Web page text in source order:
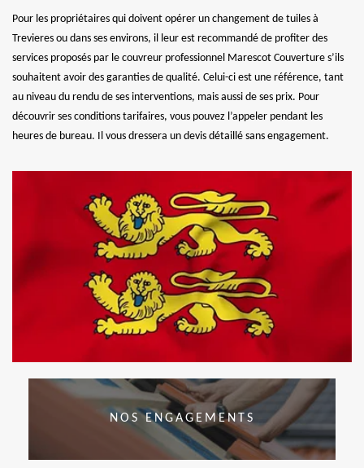
Pour les propriétaires qui doivent opérer un changement de tuiles à
Trevieres ou dans ses environs, il leur est recommandé de profiter des
services proposés par le couvreur professionnel Marescot Couverture s’ils
souhaitent avoir des garanties de qualité. Celui-ci est une référence, tant
au niveau du rendu de ses interventions, mais aussi de ses prix. Pour
découvrir ses conditions tarifaires, vous pouvez l’appeler pendant les
heures de bureau. Il vous dressera un devis détaillé sans engagement.
NOS ENGAGEMENTS